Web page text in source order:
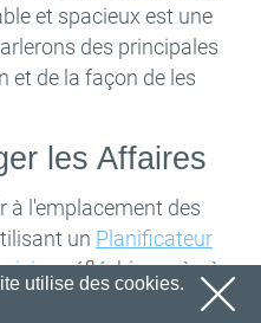
et spacieux est une
des principales
et de la façon de les
les Affaires
à l'emplacement des
un Planificateur
, réfléchissez à où
utilise des cookies.